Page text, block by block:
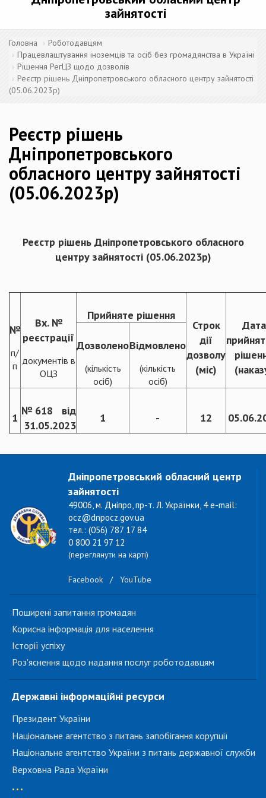
зайнятості
Головна
Роботодавцям
Працевлаштування іноземців та осіб без громадянства в Україні
Рішення РегЦЗ щодо дозволів
Реєстр рішень Дніпропетровського обласного центру зайнятості
(05.06.2023р)
Реєстр рішень
Дніпропетровського
обласного центру зайнятості
(05.06.2023р)
Реєстр рішень Дніпропетровського обласного
центру зайнятості (05.06.2023р)
№
п/
п
Вх. №
реєстрації
документів в
ОЦЗ
Прийняте рішення
Строк
дії
дозволу
(міс)
Дата
Дозволено
(кількість
осіб)
Відмовлено
(кількість
осіб)
1
№ 618 від
31.05.2023
1 - 12
Дніпропетровський обласний центр
зайнятості
49006, м. Дніпро, пр-т. Л. Українки, 4 e-mail:
ocz@dnpocz.gov.ua
тел.: (056) 787 17 84
0 800 21 97 12
(переглянути на карті)
Facebook / YouTube
Поширені запитання громадян
Корисна інформація для населення
Історії успіху
Роз'яснення щодо надання послуг роботодавцям
Державні інформаційні ресурси
Президент України
Національне агентство з питань запобігання корупції
Національне агентство України з питань державної служби
Верховна Рада України
...